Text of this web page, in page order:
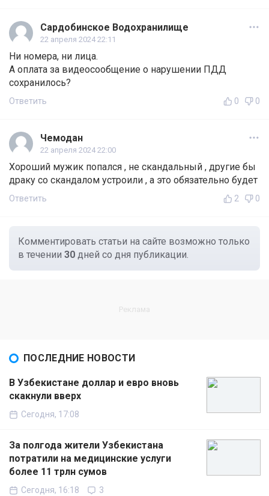
Сардобинское Водохранилище
22 апреля 2024 22:11
Ни номера, ни лица.
А оплата за видеосообщение о нарушении ПДД
сохранилось?
Ответить 0 0
Чемодан
22 апреля 2024 22:00
Хороший мужик попался , не скандальный , другие бы
драку со скандалом устроили , а это обязательно будет
Ответить 2 0
Комментировать статьи на сайте возможно только
в течении 30 дней со дня публикации.
ПОСЛЕДНИЕ НОВОСТИ
В Узбекистане доллар и евро вновь
скакнули вверх
Сегодня, 17:08
За полгода жители Узбекистана
потратили на медицинские услуги
более 11 трлн сумов
Сегодня, 16:18 3